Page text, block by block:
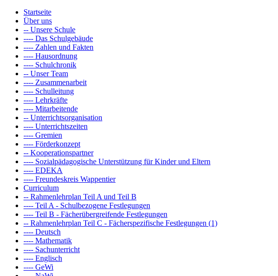
Startseite
Über uns
-- Unsere Schule
---- Das Schulgebäude
---- Zahlen und Fakten
---- Hausordnung
---- Schulchronik
-- Unser Team
---- Zusammenarbeit
---- Schulleitung
---- Lehrkräfte
---- Mitarbeitende
-- Unterrichtsorganisation
---- Unterrichtszeiten
---- Gremien
---- Förderkonzept
-- Kooperationspartner
---- Sozialpädagogische Unterstützung für Kinder und Eltern
---- EDEKA
---- Freundeskreis Wappentier
Curriculum
-- Rahmenlehrplan Teil A und Teil B
---- Teil A - Schulbezogene Festlegungen
---- Teil B - Fächerübergreifende Festlegungen
-- Rahmenlehrplan Teil C - Fächerspezifische Festlegungen (1)
---- Deutsch
---- Mathematik
---- Sachunterricht
---- Englisch
---- GeWi